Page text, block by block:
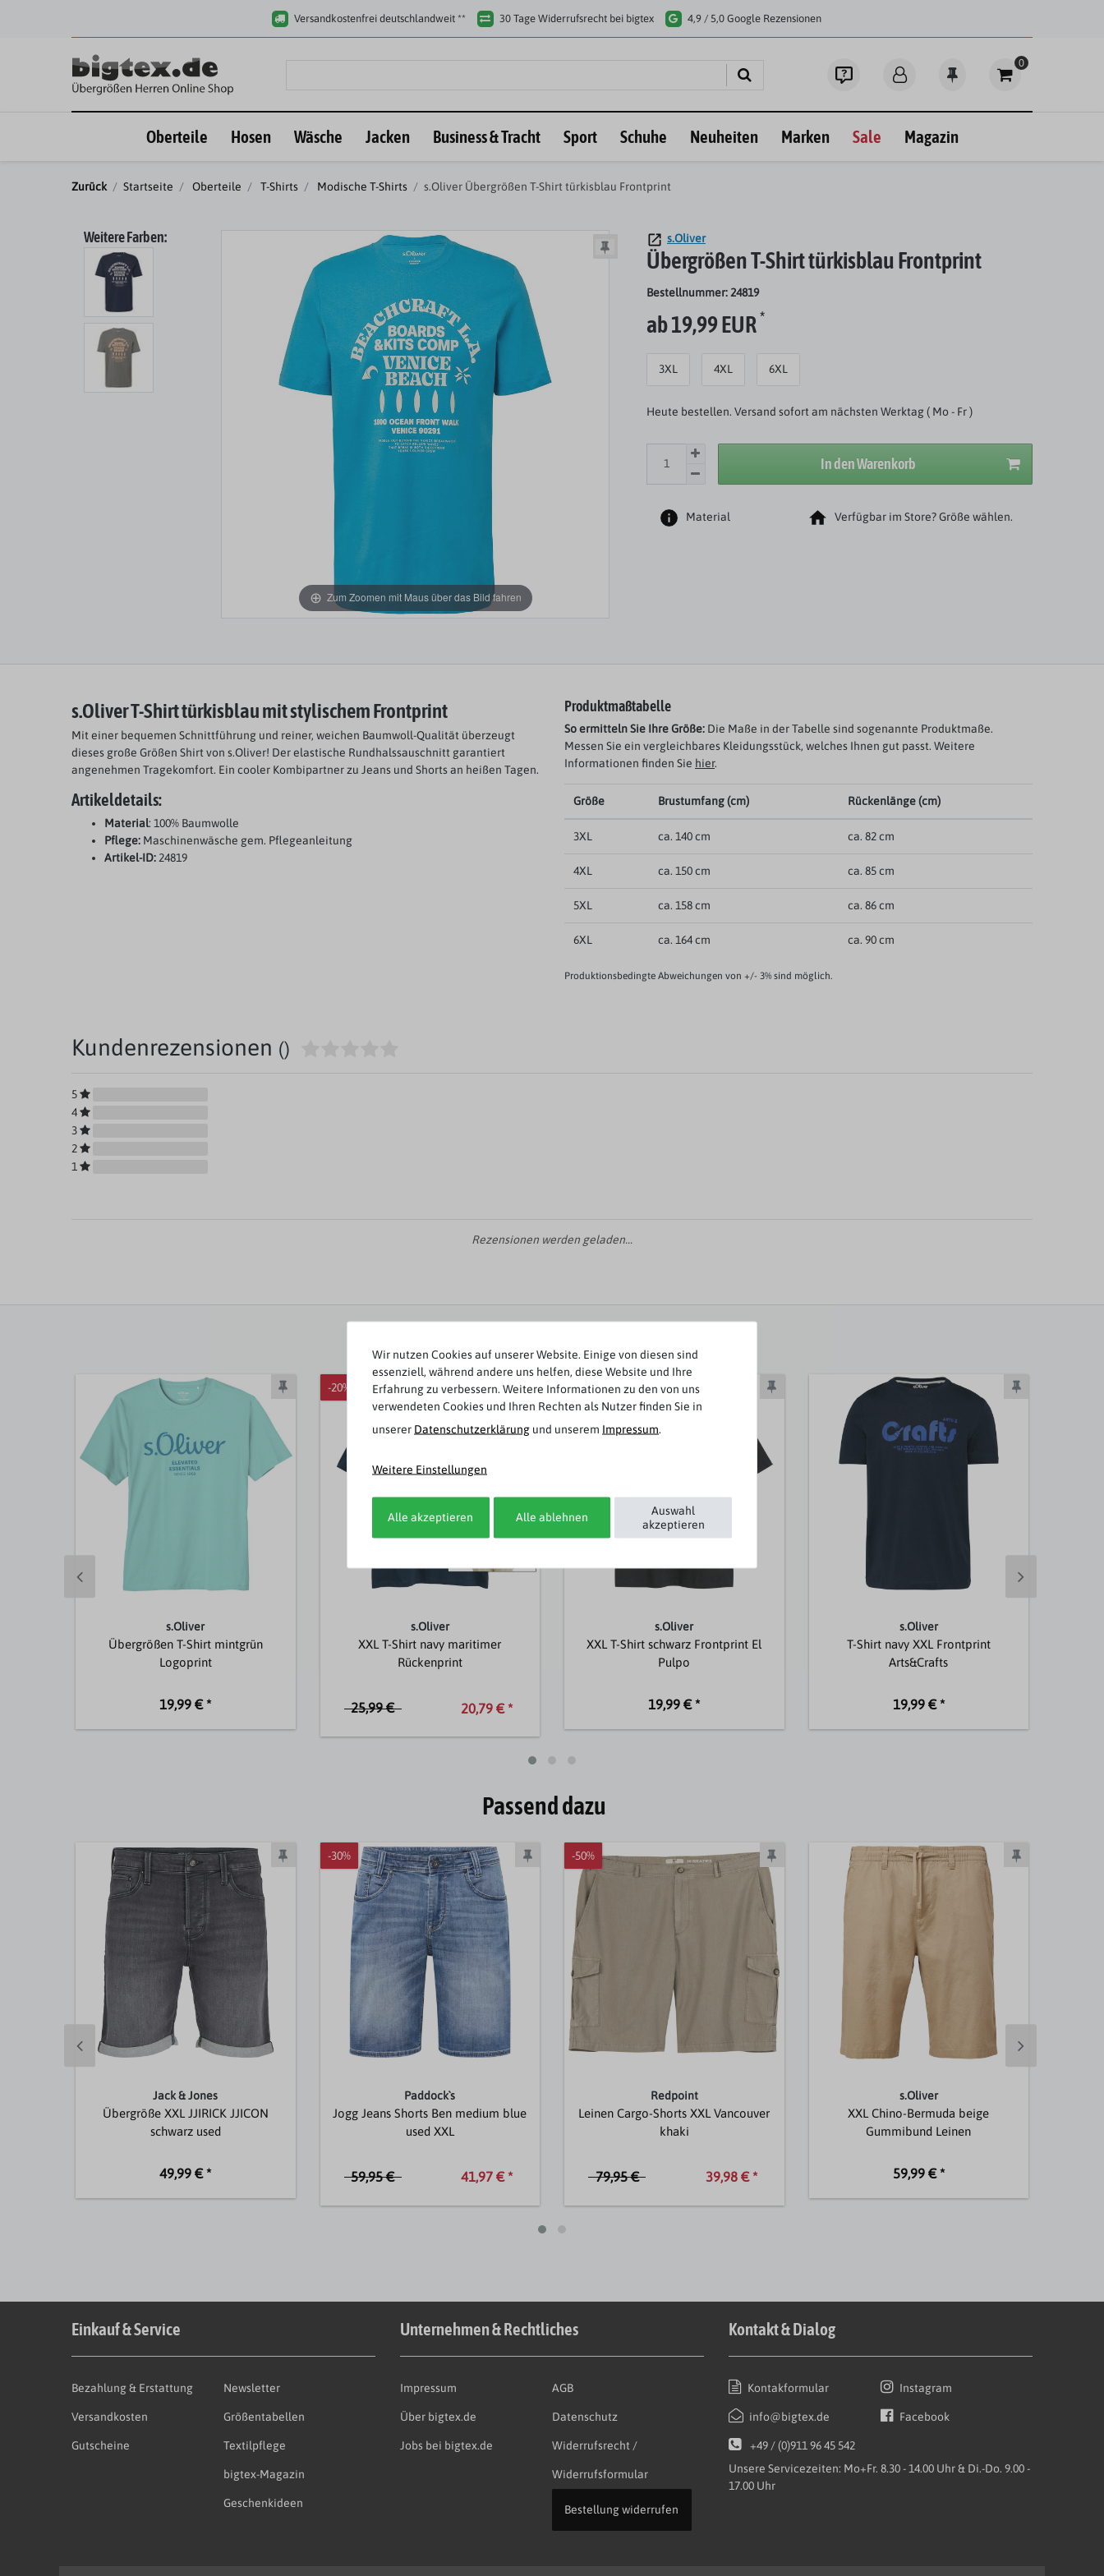
Versandkostenfrei deutschlandweit ** 30 Tage Widerrufsrecht bei bigtex 4,9 / 5,0 Google Rezensionen
0
Oberteile Hosen Wäsche Jacken Business & Tracht Sport Schuhe Neuheiten Marken Sale Magazin
Zurück Startseite Oberteile T-Shirts Modische T-Shirts s.Oliver Übergrößen T-Shirt türkisblau Frontprint
Weitere Farben:
Zum Zoomen mit Maus über das Bild fahren
s.Oliver
Übergrößen T-Shirt türkisblau Frontprint
Bestellnummer: 24819
ab 19,99 EUR*
3XL 4XL 6XL
Heute bestellen. Versand sofort am nächsten Werktag ( Mo - Fr )
In den Warenkorb
Material Verfügbar im Store? Größe wählen.
s.Oliver T-Shirt türkisblau mit stylischem Frontprint
Mit einer bequemen Schnittführung und reiner, weichen Baumwoll-Qualität überzeugt
dieses große Größen Shirt von s.Oliver! Der elastische Rundhalssauschnitt garantiert
angenehmen Tragekomfort. Ein cooler Kombipartner zu Jeans und Shorts an heißen Tagen.
Artikeldetails:
Material: 100% Baumwolle
Pflege: Maschinenwäsche gem. Pflegeanleitung
Artikel-ID: 24819
Produktmaßtabelle
So ermitteln Sie Ihre Größe: Die Maße in der Tabelle sind sogenannte Produktmaße.
Messen Sie ein vergleichbares Kleidungsstück, welches Ihnen gut passt. Weitere
Informationen finden Sie hier.
Größe Brustumfang (cm) Rückenlänge (cm)
3XL ca. 140 cm ca. 82 cm
4XL ca. 150 cm ca. 85 cm
5XL ca. 158 cm ca. 86 cm
6XL ca. 164 cm ca. 90 cm
Produktionsbedingte Abweichungen von +/- 3% sind möglich.
Kundenrezensionen ()
5
4
3
2
1
Rezensionen werden geladen...
Weitere Artikel von s.Oliver
s.Oliver
Übergrößen T-Shirt mintgrün
Logoprint
19,99 € *
-20%
s.Oliver
XXL T-Shirt navy maritimer
Rückenprint
25,99 € 20,79 € *
Neuheit
s.Oliver
XXL T-Shirt schwarz Frontprint El
Pulpo
19,99 € *
s.Oliver
T-Shirt navy XXL Frontprint
Arts&Crafts
19,99 € *
Passend dazu
Jack & Jones
Übergröße XXL JJIRICK JJICON
schwarz used
49,99 € *
-30%
Paddock`s
Jogg Jeans Shorts Ben medium blue
used XXL
59,95 € 41,97 € *
-50%
Redpoint
Leinen Cargo-Shorts XXL Vancouver
khaki
79,95 € 39,98 € *
s.Oliver
XXL Chino-Bermuda beige
Gummibund Leinen
59,99 € *
Wir nutzen Cookies auf unserer Website. Einige von diesen sind
essenziell, während andere uns helfen, diese Website und Ihre
Erfahrung zu verbessern. Weitere Informationen zu den von uns
verwendeten Cookies und Ihren Rechten als Nutzer finden Sie in
unserer Daten­schutz­erklärung und unserem Impressum
Weitere Einstellungen
Alle akzeptieren Alle ablehnen
Auswahl
akzeptieren
Einkauf & Service
Bezahlung & Erstattung
Versandkosten
Gutscheine
Newsletter
Größentabellen
Textilpflege
bigtex-Magazin
Geschenkideen
Unternehmen & Rechtliches
Impressum
Über bigtex.de
Jobs bei bigtex.de
AGB
Datenschutz
Widerrufsrecht /
Widerrufsformular
Bestellung widerrufen
Kontakt & Dialog
Kontakformular
info@bigtex.de
Instagram
Facebook
+49 / (0)911 96 45 542
Unsere Servicezeiten: Mo+Fr. 8.30 - 14.00 Uhr & Di.-Do. 9.00 -
17.00 Uhr